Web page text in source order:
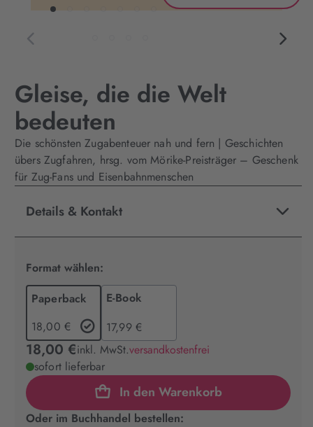
Gleise, die die Welt
bedeuten
Die schönsten Zugabenteuer nah und fern | Geschichten
übers Zugfahren, hrsg. vom Mörike-Preisträger – Geschenk
für Zug-Fans und Eisenbahnmenschen
Details & Kontakt
Format wählen:
Paperback
18,00 €
E-Book
17,99 €
18,00 €inkl. MwSt.versandkostenfrei
sofort lieferbar
In den Warenkorb
Oder im Buchhandel bestellen: